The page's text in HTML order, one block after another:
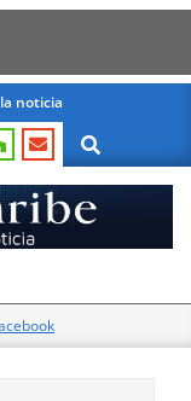
noticia
Search